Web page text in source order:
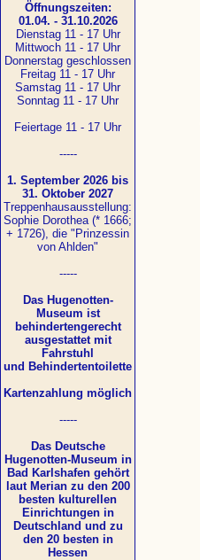
Öffnungszeiten:
01.04. - 31.10.2026
Dienstag 11 - 17 Uhr
Mittwoch 11 - 17 Uhr
Donnerstag geschlossen
Freitag 11 - 17 Uhr
Samstag 11 - 17 Uhr
Sonntag 11 - 17 Uhr
Feiertage 11 - 17 Uhr
-----
1. September 2026 bis
31. Oktober 2027
Treppenhausausstellung:
Sophie Dorothea (* 1666;
+ 1726), die "Prinzessin
von Ahlden"
-----
Das Hugenotten-
Museum ist
behindertengerecht
ausgestattet mit
Fahrstuhl
und Behindertentoilette
Kartenzahlung möglich
-----
Das Deutsche
Hugenotten-Museum in
Bad Karlshafen gehört
laut Merian zu den 200
besten kulturellen
Einrichtungen in
Deutschland und zu
den 20 besten in
Hessen